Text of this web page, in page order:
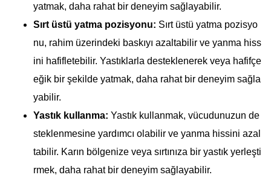
yatmak, daha rahat bir deneyim sağlayabilir.
Sırt üstü yatma pozisyonu: Sırt üstü yatma pozisyo
nu, rahim üzerindeki baskıyı azaltabilir ve yanma hiss
ini hafifletebilir. Yastıklarla desteklenerek veya hafifçe
eğik bir şekilde yatmak, daha rahat bir deneyim sağla
yabilir.
Yastık kullanma: Yastık kullanmak, vücudunuzun de
steklenmesine yardımcı olabilir ve yanma hissini azal
tabilir. Karın bölgenize veya sırtınıza bir yastık yerleşti
rmek, daha rahat bir deneyim sağlayabilir.